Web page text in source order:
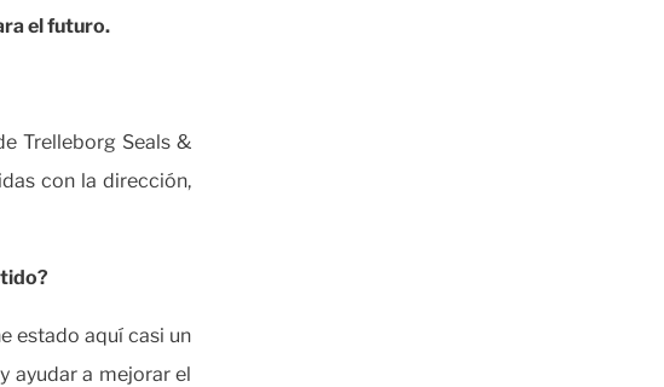
el futuro.
Trelleborg Seals &
con la dirección,
estado aquí casi un
ayudar a mejorar el